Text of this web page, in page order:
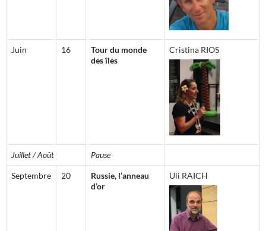
Juin 16
Tour du monde
des îles
Cristina RIOS
Juillet / Août Pause
Septembre 20
Russie, l’anneau
d’or
Uli RAICH